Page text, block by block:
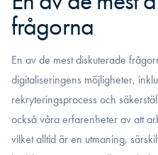
frågorna
En av de mest diskuterade
digitaliseringens möjligheter,
rekryteringsprocess och
också våra erfarenheter av att
vilket alltid är en utmaning,